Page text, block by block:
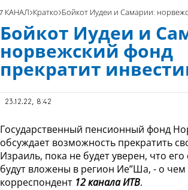
7 КАНАЛ Кратко Бойкот Иудеи и Самарии: норвежский фонд
Бойкот Иудеи и
норвежский фонд
прекратит
23.12.22, 8:42
Государственный пенсионный фонд
обсуждает возможность прекратить
Израиль, пока не будет уверен, что его
будут вложены в регион Ие”Ша, - о
корреспондент 12 канала ИТВ.